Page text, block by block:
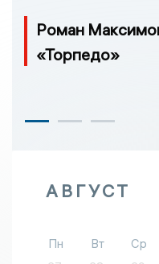
Роман
«Торпедо»
АВГУСТ
Пн Вт Ср